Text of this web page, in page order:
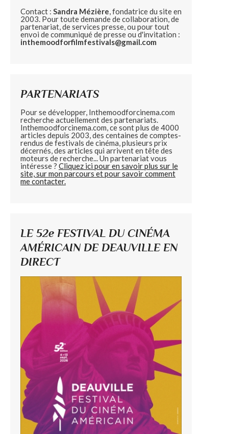
Contact : Sandra Mézière, fondatrice du site en
2003. Pour toute demande de collaboration, de
partenariat, de services presse, ou pour tout
envoi de communiqué de presse ou d'invitation :
inthemoodforfilmfestivals@gmail.com
PARTENARIATS
Pour se développer, Inthemoodforcinema.com
recherche actuellement des partenariats.
Inthemoodforcinema.com, ce sont plus de 4000
articles depuis 2003, des centaines de comptes-
rendus de festivals de cinéma, plusieurs prix
décernés, des articles qui arrivent en tête des
moteurs de recherche... Un partenariat vous
intéresse ? Cliquez ici pour en savoir plus sur le
site, sur mon parcours et pour savoir comment
me contacter.
LE 52e FESTIVAL DU CINÉMA
AMÉRICAIN DE DEAUVILLE EN
DIRECT